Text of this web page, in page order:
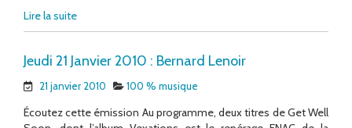
Lire la suite
Jeudi 21 Janvier 2010 : Bernard Lenoir
21 janvier 2010 100 % musique
Écoutez cette émission Au programme, deux titres de Get Well